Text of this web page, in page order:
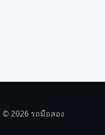
© 2026 รถมือสอง